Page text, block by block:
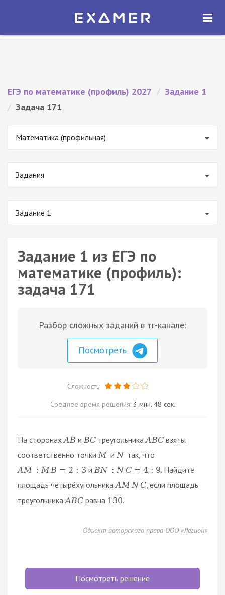
Экзамер — ЕГЭ 2027
ОТКРЫТЬ
ЕГЭ по математике (профиль) 2027 / Задание 1
/ Задача 171
Математика (профильная)
Задания
Задание 1
Задание 1 из ЕГЭ по
математике (профиль):
задача 171
Разбор сложных заданий в тг-канале:
Посмотреть
Сложность:
Среднее время решения: 3 мин. 48 сек.
На сторонах AB и BC треугольника ABC взяты
соответственно точки M и N так, что
AM : M B = 2 : 3 и BN : NC = 4 : 9. Найдите
площадь четырёхугольника AM NC , если площадь
треугольника ABC равна 130.
Объект авторского права ООО «Легион»
Посмотреть решение